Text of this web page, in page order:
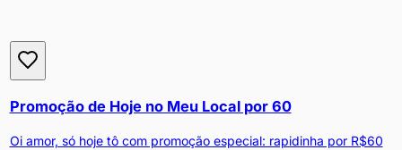
Promoção de Hoje no Meu Local por 60
Oi amor, só hoje tô com promoção especial: rapidinha por R$60